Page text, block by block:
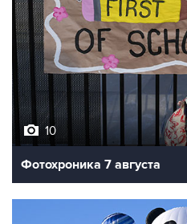
10
Фотохроника 7 августа